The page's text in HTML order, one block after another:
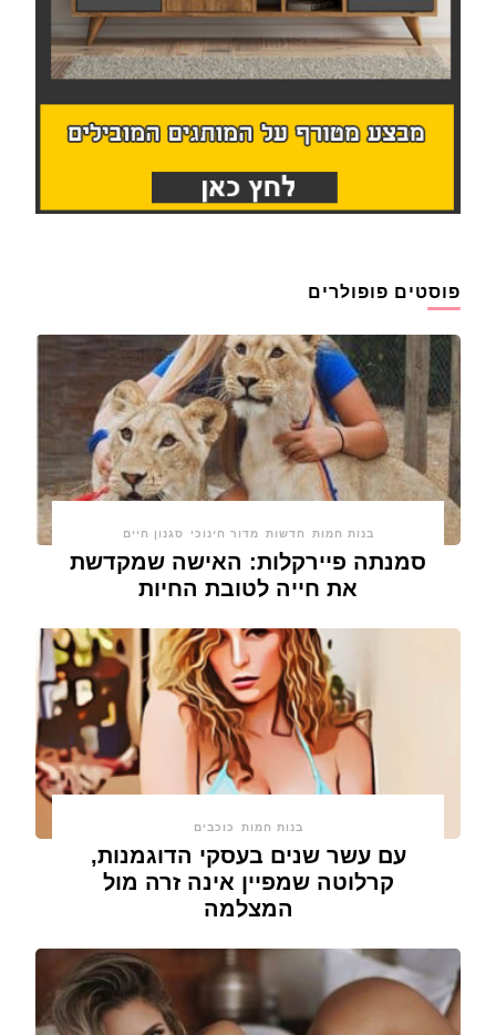
פוסטים פופולרים
בנות חמות חדשות מדור חינוכי סגנון חיים
סמנתה פיירקלות: האישה שמקדשת
את חייה לטובת החיות
בנות חמות כוכבים
עם עשר שנים בעסקי הדוגמנות,
קרלוטה שמפיין אינה זרה מול
המצלמה